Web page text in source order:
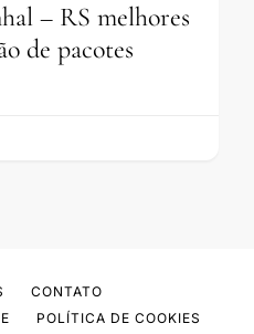
– RS melhores
de pacotes
CONTATO
POLÍTICA DE COOKIES